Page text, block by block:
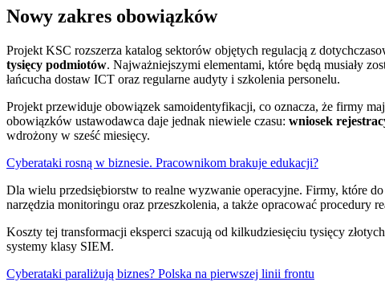
Nowy zakres obowiązków
Projekt KSC rozszerza katalog sektorów objętych regulacją z
tysięcy podmiotów. Najważniejszymi elementami, które będą musiały
łańcucha dostaw ICT oraz regularne audyty i szkolenia personelu.
Projekt przewiduje obowiązek samoidentyfikacji, co oznacza, że firmy
obowiązków ustawodawca daje jednak niewiele czasu: wniosek
wdrożony w sześć miesięcy.
Cyberataki rosną w biznesie. Pracownikom brakuje edukacji?
Dla wielu przedsiębiorstw to realne wyzwanie operacyjne. Firmy, które
narzędzia monitoringu oraz przeszkolenia, a także opracować procedury
Koszty tej transformacji eksperci szacują od kilkudziesięciu tysięcy
systemy klasy SIEM.
Cyberataki paraliżują biznes? Polska na pierwszej linii frontu